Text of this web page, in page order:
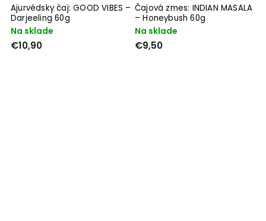
Ajurvédsky čaj: GOOD VIBES –
Darjeeling 60g
Na sklade
€10,90
Čajová zmes: INDIAN MASALA
– Honeybush 60g
Na sklade
€9,50